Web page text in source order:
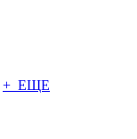
+ ЕЩЕ